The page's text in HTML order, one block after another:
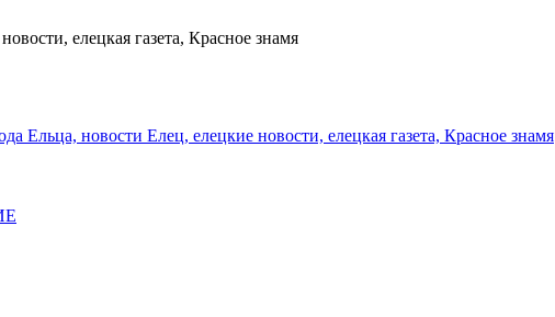
елецкая газета, Красное знамя
Ельца, новости Елец, елецкие новости, елецкая газета, Красное знамя